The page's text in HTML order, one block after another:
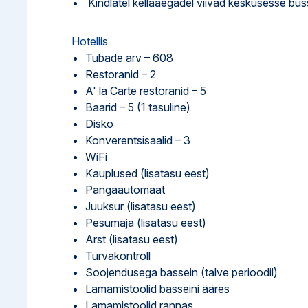
Kindlatel kellaaegadel viivad keskusesse
Hotellis
Tubade arv – 608
Restoranid – 2
A' la Carte restoranid – 5
Baarid – 5 (1 tasuline)
Disko
Konverentsisaalid – 3
WiFi
Kauplused (lisatasu eest)
Pangaautomaat
Juuksur (lisatasu eest)
Pesumaja (lisatasu eest)
Arst (lisatasu eest)
Turvakontroll
Soojendusega bassein (talve perioodil)
Lamamistoolid basseini ääres
Lamamistoolid rannas